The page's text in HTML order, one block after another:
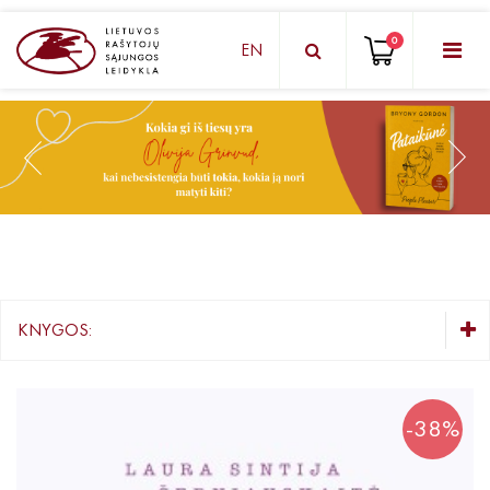
KNYGŲ DĖŽUTĖ - STAIGMENA
Grožinė literatūra
EN 0
KNYGOS:
Negrožinė literatūra
-38%